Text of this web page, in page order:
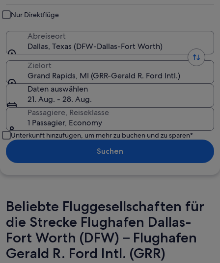
Fenster
geöffnet
Nur Direktflüge
Abreiseort
Dallas, Texas (DFW-Dallas-Fort Worth)
Zielort
Grand Rapids, MI (GRR-Gerald R. Ford Intl.)
Daten auswählen
21. Aug. - 28. Aug.
Passagiere, Reiseklasse
1 Passagier, Economy
Unterkunft hinzufügen, um mehr zu buchen und zu sparen*
Suchen
Beliebte Fluggesellschaften für
die Strecke Flughafen Dallas-
Fort Worth (DFW) – Flughafen
Gerald R. Ford Intl. (GRR)